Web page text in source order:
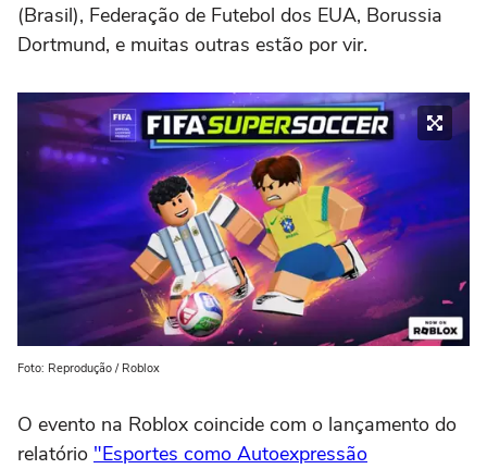
(Brasil), Federação de Futebol dos EUA, Borussia
Dortmund, e muitas outras estão por vir.
Foto: Reprodução / Roblox
O evento na Roblox coincide com o lançamento do
relatório "Esportes como Autoexpressão